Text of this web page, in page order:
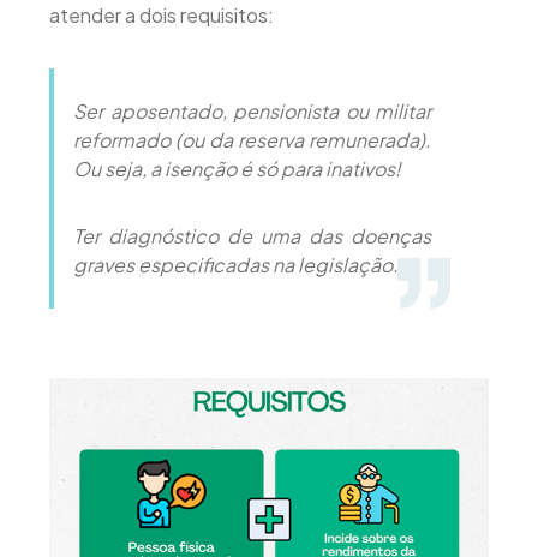
atender a dois requisitos:
Ser aposentado, pensionista ou militar
reformado (ou da reserva remunerada).
Ou seja, a isenção é só para inativos!
Ter diagnóstico de uma das doenças
graves especificadas na legislação.